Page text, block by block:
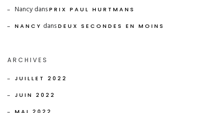
NancydansPRIX PAUL HURTMANS
NANCY dansDEUX SECONDES EN MOINS
ARCHIVES
JUILLET 2022
JUIN 2022